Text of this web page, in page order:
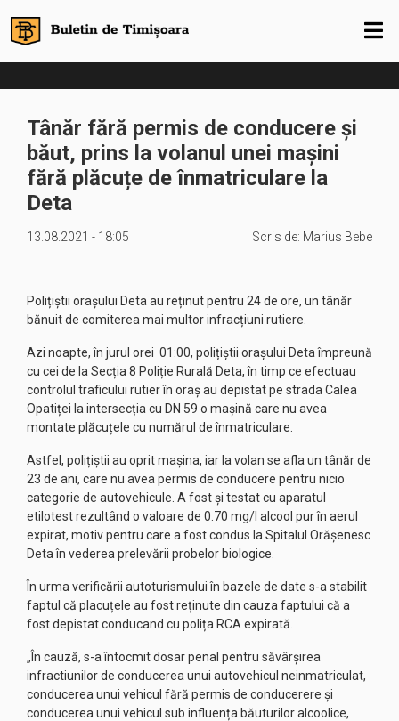
Tânăr fără permis de conducere și
băut, prins la volanul unei mașini
fără plăcuțe de înmatriculare la
Deta
13.08.2021 - 18:05 Scris de: Marius Bebe
Polițiștii orașului Deta au reținut pentru 24 de ore, un tânăr
bănuit de comiterea mai multor infracțiuni rutiere.
Azi noapte, în jurul orei 01:00, polițiștii orașului Deta împreună
cu cei de la Secția 8 Poliție Rurală Deta, în timp ce efectuau
controlul traficului rutier în oraș au depistat pe strada Calea
Opatiței la intersecția cu DN 59 o mașină care nu avea
montate plăcuțele cu numărul de înmatriculare.
Astfel, polițiștii au oprit mașina, iar la volan se afla un tânăr de
23 de ani, care nu avea permis de conducere pentru nicio
categorie de autovehicule. A fost și testat cu aparatul
etilotest rezultând o valoare de 0.70 mg/l alcool pur în aerul
expirat, motiv pentru care a fost condus la Spitalul Orășenesc
Deta în vederea prelevării probelor biologice.
În urma verificării autoturismului în bazele de date s-a stabilit
faptul că placuțele au fost reținute din cauza faptului că a
fost depistat conducand cu polița RCA expirată.
„În cauză, s-a întocmit dosar penal pentru săvârșirea
infractiunilor de conducerea unui autovehicul neinmatriculat,
conducerea unui vehicul fără permis de conducerere și
conducerea unui vehicul sub influența băuturilor alcoolice,